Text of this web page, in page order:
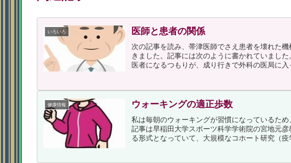
いろいろ 医師と患者の関係
次の記事を読み、帯津医師でさえ患者を壊れた
きました。記事には次のように書かれていまし
医者になるつもりが、成り行きで外科の医局に
健康情報 ウォーキングの適正歩数
私は毎朝のウォーキングが習慣になっているた
記事は早稲田大学スポーツ科学学術院の宮地元
る形式となっていて、大規模なコホート研究（疫